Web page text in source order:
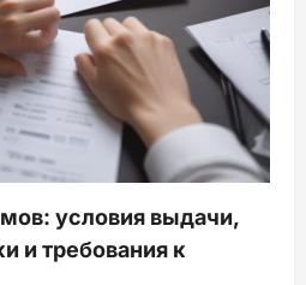
условия выдачи,
и требования к